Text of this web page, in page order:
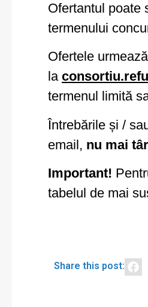
Ofertantul poate
termenului
Ofertele
la
termenul limită
Întrebările și /
email, nu mai
Important!
tabelul de mai
Share this post: